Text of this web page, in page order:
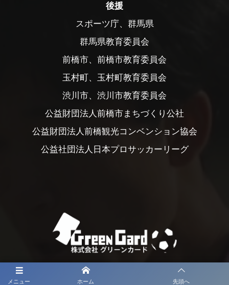
メニュー ホーム 先頭へ
後援
スポーツ庁、群馬県
群馬県教育委員会
前橋市、前橋市教育委員会
玉村町、玉村町教育委員会
渋川市、渋川市教育委員会
公益財団法人前橋市まちづくり公社
公益財団法人前橋観光コンベンション協会
公益社団法人日本プロサッカーリーグ